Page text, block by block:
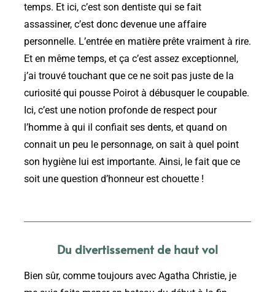
temps. Et ici, c’est son dentiste qui se fait
assassiner, c’est donc devenue une affaire
personnelle. L’entrée en matière prête vraiment à rire.
Et en même temps, et ça c’est assez exceptionnel,
j’ai trouvé touchant que ce ne soit pas juste de la
curiosité qui pousse Poirot à débusquer le coupable.
Ici, c’est une notion profonde de respect pour
l’homme à qui il confiait ses dents, et quand on
connait un peu le personnage, on sait à quel point
son hygiène lui est importante. Ainsi, le fait que ce
soit une question d’honneur est chouette !
Du divertissement de haut vol
Bien sûr, comme toujours avec Agatha Christie, je